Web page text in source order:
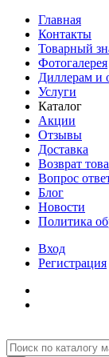
Главная
Контакты
Товарный
Фотогалерея
Диллерам и
Услуги
Каталог
Акции
Отзывы
Доставка
Возврат
Вопрос
Блог
Новости
Политика
Вход
Регистрация